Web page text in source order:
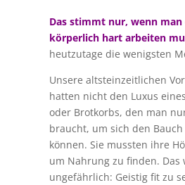
Das stimmt nur, wenn man
körperlich hart arbeiten
heutzutage die wenigsten
Unsere altsteinzeitlichen
hatten nicht den Luxus
oder Brotkorbs, den man
braucht, um sich den
können. Sie mussten ihre
um Nahrung zu finden. Das
ungefährlich: Geistig fit zu